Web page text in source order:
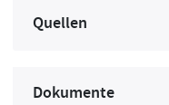
Quellen
Dokumente